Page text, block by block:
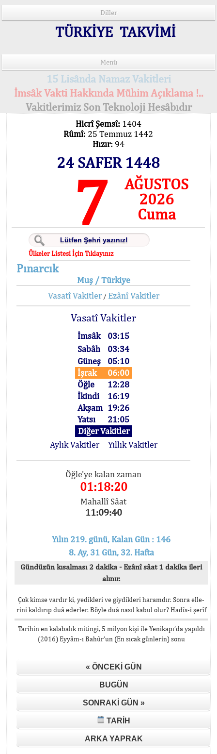
Diller
TÜRKİYE TAKVİMİ
Menü
15 Lisânda Namaz Vakitleri
İmsâk Vakti Hakkında Mühim Açıklama !..
Vakitlerimiz Son Teknoloji Hesâbıdır
Hicrî Şemsî: 1404
Rûmî: 25 Temmuz 1442
Hızır: 94
24 SAFER 1448
7
AĞUSTOS
2026
Cuma
Ülkeler Listesi İçin Tıklayınız
Pınarcık
Muş / Türkiye
Vasatî Vakitler/ Ezânî Vakitler
Vasatî Vakitler
İmsâk
03:15
Sabâh
03:34
Güneş
05:10
İşrak
06:00
Öğle
12:28
İkindi
16:19
Akşam 19:26
Yatsı
21:05
Diğer Vakitler
Aylık Vakitler
Yıllık Vakitler
Öğle'ye kalan zaman
01:18:19
Mahallî Sâat
11:09:41
Yılın 219. günü, Kalan Gün : 146
8. Ay, 31 Gün, 32. Hafta
Gündüzün kısalması 2 dakika - Ezânî sâat 1 dakika ileri
alınır.
Çok kimse vardır ki, yedikleri ve giydikleri haramdır. Sonra elle-
rini kaldırıp duâ ederler. Böyle duâ nasıl kabul olur? Hadîs-i şerîf
Tarihin en kalabalık mitingi, 5 milyon kişi ile Yenikapı’da yapıldı
(2016) Eyyâm-ı Bahûr’un (En sıcak günlerin) sonu
« ÖNCEKI GÜN
BUGÜN
SONRAKI GÜN »
TARIH
ARKA YAPRAK